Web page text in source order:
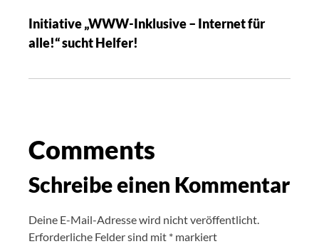
Initiative „WWW-Inklusive – Internet für
alle!“ sucht Helfer!
Comments
Schreibe einen Kommentar
Deine E-Mail-Adresse wird nicht veröffentlicht.
Erforderliche Felder sind mit * markiert